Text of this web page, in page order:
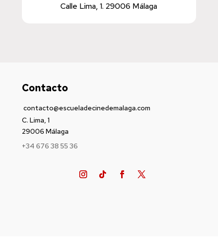
Calle Lima, 1. 29006 Málaga
Contacto
contacto@escueladecinedemalaga.com
C. Lima, 1
29006 Málaga
+34 676 38 55 36